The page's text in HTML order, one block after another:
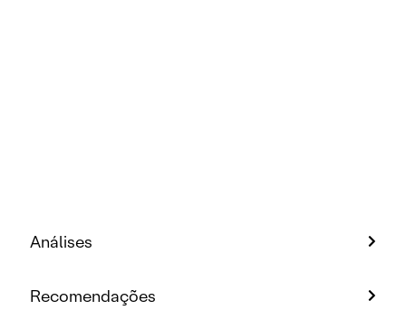
Análises
Recomendações